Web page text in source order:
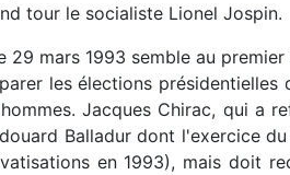
tour le socialiste Lionel Jospin.
29 mars 1993 semble au
les élections
Jacques Chirac, qui a
Balladur dont l'exercice
en 1993), mais doit